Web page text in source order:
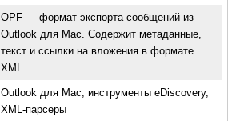
OPF — формат экспорта сообщений из
Outlook для Mac. Содержит метаданные,
текст и ссылки на вложения в формате
XML.
Outlook для Mac, инструменты eDiscovery,
XML-парсеры